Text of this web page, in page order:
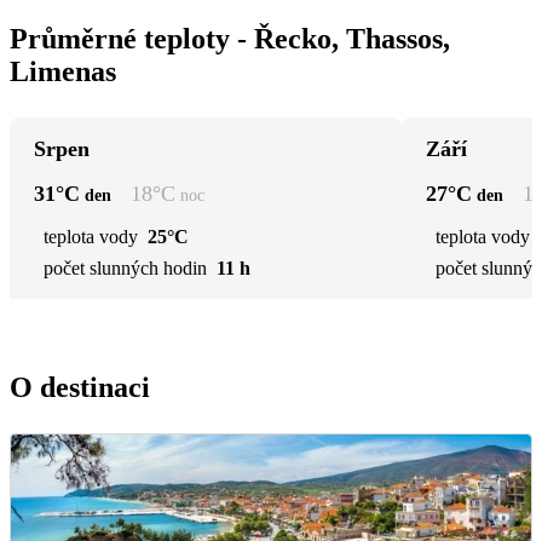
Průměrné teploty - Řecko, Thassos,
Limenas
Srpen
31°C den 18°C noc
teplota vody 25°C
počet slunných hodin 11 h
Září
27°C den
teplota vody
počet
O destinaci